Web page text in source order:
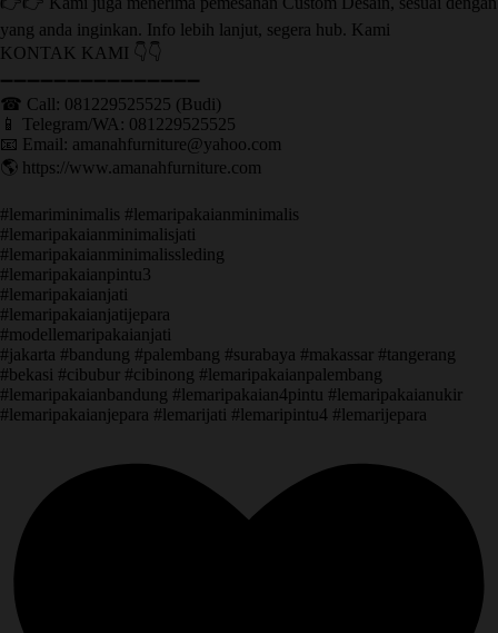
yang anda inginkan. Info lebih lanjut, segera hub. Kami
KONTAK KAMI 👇👇
➖➖➖➖➖➖➖➖➖➖➖➖➖➖➖ ㅤ
☎ Call: 081229525525 (Budi)
📱 Telegram/WA: 081229525525
📧 Email: amanahfurniture@yahoo.com
🌎 https://www.amanahfurniture.com
#lemariminimalis #lemaripakaianminimalis
#lemaripakaianminimalisjati
#lemaripakaianminimalissleding
#lemaripakaianpintu3
#lemaripakaianjati
#lemaripakaianjatijepara
#modellemaripakaianjati
#jakarta #bandung #palembang #surabaya #makassar #tangerang
#bekasi #cibubur #cibinong #lemaripakaianpalembang
#lemaripakaianbandung #lemaripakaian4pintu #lemaripakaianukir
#lemaripakaianjepara #lemarijati #lemaripintu4 #lemarijepara